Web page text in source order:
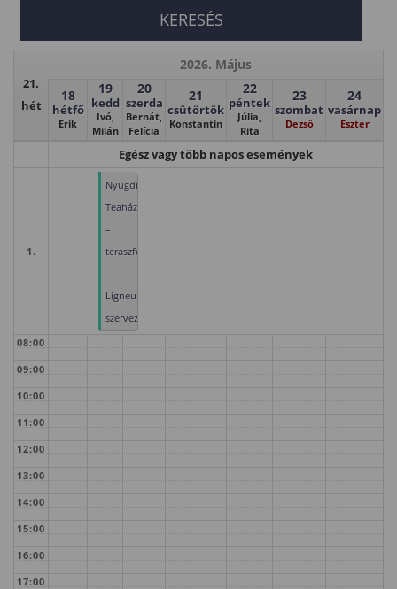
21.
hét
2026. Május
18
hétfő
Erik
19
kedd
Ivó,
Milán
20
szerda
Bernát,
Felícia
21
csütörtök
Konstantin
22
péntek
Júlia,
Rita
23
szombat
Dezső
24
vasárnap
Eszter
Egész vagy több napos események
1.
Nyugdíjas
Teaház
–
teraszfoglalással
-
Ligneum
szervezésében
08:00
09:00
10:00
11:00
12:00
13:00
14:00
15:00
16:00
17:00